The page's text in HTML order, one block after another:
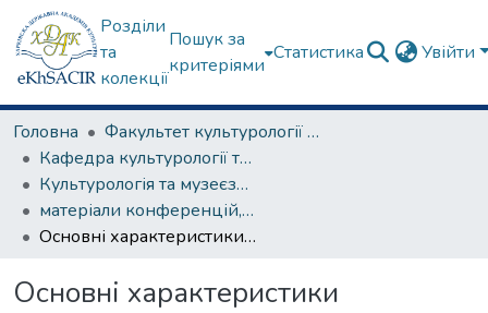
Розділи
та
колекції
Пошук за
критеріями
Статистика Увійти
Головна
Факультет культурології та соціальних комунікацій
Кафедра культурології та музеєзнавства
Культурологія та музеєзнавство
матеріали конференцій, семінарів, круглих столів та ін.
Основні характеристики музеєфікації міських історико-архітектурних ландшафтів (практика порівняльного аналізу історичної урбаністики в Болгарії та Україні)
Основні характеристики